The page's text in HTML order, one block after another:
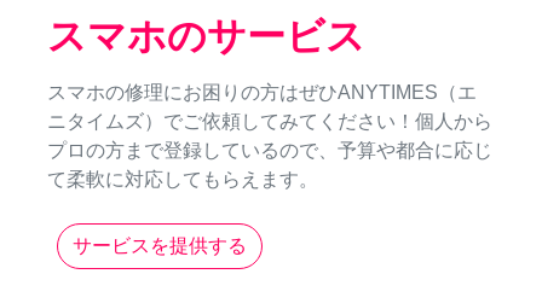
スマホのサービス
スマホの修理にお困りの方はぜひANYTIMES（エ
ニタイムズ）でご依頼してみてください！個人から
プロの方まで登録しているので、予算や都合に応じ
て柔軟に対応してもらえます。
サービスを提供する